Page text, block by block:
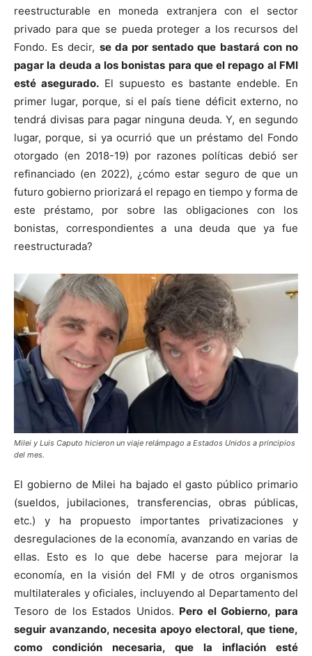
reestructurable en moneda extranjera con el sector
privado para que se pueda proteger a los recursos del
Fondo. Es decir, se da por sentado que bastará con no
pagar la deuda a los bonistas para que el repago al FMI
esté asegurado. El supuesto es bastante endeble. En
primer lugar, porque, si el país tiene déficit externo, no
tendrá divisas para pagar ninguna deuda. Y, en segundo
lugar, porque, si ya ocurrió que un préstamo del Fondo
otorgado (en 2018-19) por razones políticas debió ser
refinanciado (en 2022), ¿cómo estar seguro de que un
futuro gobierno priorizará el repago en tiempo y forma de
este préstamo, por sobre las obligaciones con los
bonistas, correspondientes a una deuda que ya fue
reestructurada?
Milei y Luis Caputo hicieron un viaje relámpago a Estados Unidos a principios
del mes.
El gobierno de Milei ha bajado el gasto público primario
(sueldos, jubilaciones, transferencias, obras públicas,
etc.) y ha propuesto importantes privatizaciones y
desregulaciones de la economía, avanzando en varias de
ellas. Esto es lo que debe hacerse para mejorar la
economía, en la visión del FMI y de otros organismos
multilaterales y oficiales, incluyendo al Departamento del
Tesoro de los Estados Unidos. Pero el Gobierno, para
seguir avanzando, necesita apoyo electoral, que tiene,
como condición necesaria, que la inflación esté